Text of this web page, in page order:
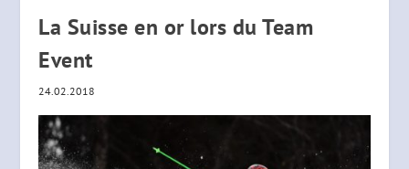
La Suisse en or lors du Team
Event
24.02.2018